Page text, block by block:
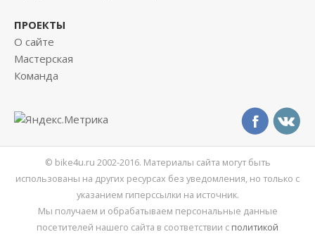
ПРОЕКТЫ
О сайте
Мастерская
Команда
© bike4u.ru 2002-2016. Материалы сайта могут быть
использованы на других ресурсах без уведомления, но только с
указанием гиперссылки на источник.
Мы получаем и обрабатываем персональные данные
посетителей нашего сайта в соответствии с политикой